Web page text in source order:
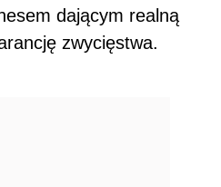
dającym realną
zwycięstwa.